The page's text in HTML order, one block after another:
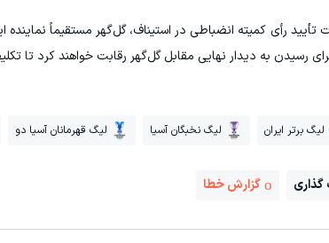
رأی کمیته انضباطی در استیناف، گل‌گهر مستقیماً نماینده
رسیدن به دیدار نهایی مقابل گل‌گهر رقابت خواهند کرد تا
لیگ برتر ایران لیگ نخبگان آسیا لیگ قهرمانان آسیا دو
گذاری گزارش خطا